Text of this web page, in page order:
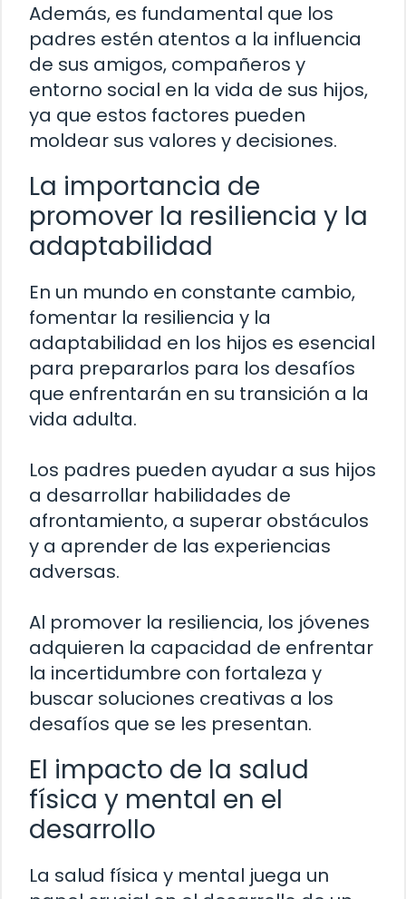
Además, es fundamental que los
padres estén atentos a la influencia
de sus amigos, compañeros y
entorno social en la vida de sus hijos,
ya que estos factores pueden
moldear sus valores y decisiones.
La importancia de
promover la resiliencia y la
adaptabilidad
En un mundo en constante cambio,
fomentar la resiliencia y la
adaptabilidad en los hijos es esencial
para prepararlos para los desafíos
que enfrentarán en su transición a la
vida adulta.
Los padres pueden ayudar a sus hijos
a desarrollar habilidades de
afrontamiento, a superar obstáculos
y a aprender de las experiencias
adversas.
Al promover la resiliencia, los jóvenes
adquieren la capacidad de enfrentar
la incertidumbre con fortaleza y
buscar soluciones creativas a los
desafíos que se les presentan.
El impacto de la salud
física y mental en el
desarrollo
La salud física y mental juega un